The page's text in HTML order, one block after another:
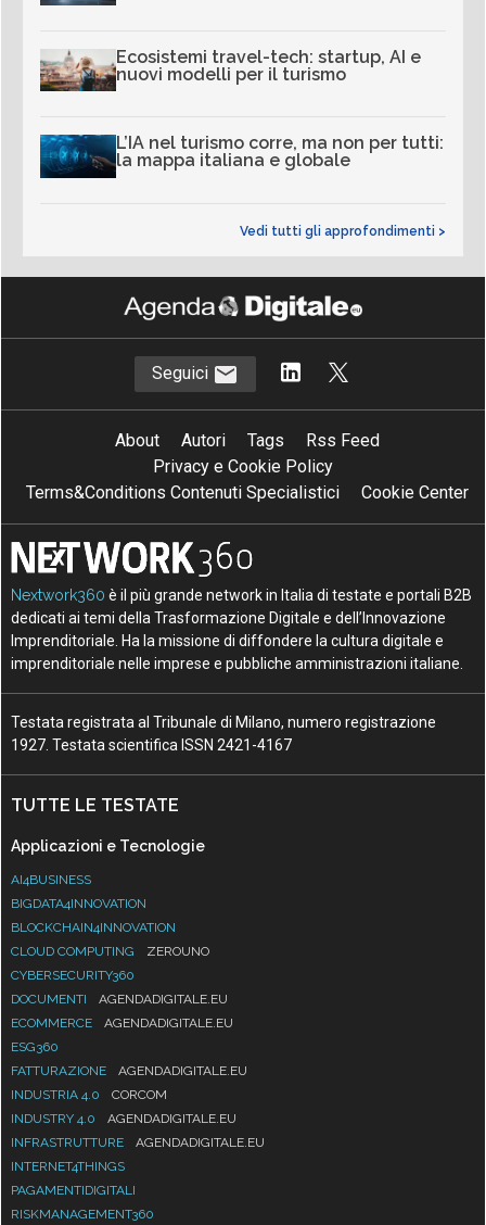
Ecosistemi travel-tech: startup, AI e
nuovi modelli per il turismo
L’IA nel turismo corre, ma non per tutti:
la mappa italiana e globale
Vedi tutti gli approfondimenti >
Seguici
About Autori Tags
Rss Feed
Privacy e Cookie Policy
Terms&Conditions Contenuti Specialistici
Cookie Center
Nextwork360 è il più grande network in Italia di testate e portali B2B
dedicati ai temi della Trasformazione Digitale e dell’Innovazione
Imprenditoriale. Ha la missione di diffondere la cultura digitale e
imprenditoriale nelle imprese e pubbliche amministrazioni italiane.
Testata registrata al Tribunale di Milano, numero registrazione
1927. Testata scientifica ISSN 2421-4167
TUTTE LE TESTATE
Applicazioni e Tecnologie
AI4BUSINESS
BIGDATA4INNOVATION
BLOCKCHAIN4INNOVATION
CLOUD COMPUTING
ZEROUNO
CYBERSECURITY360
DOCUMENTI
AGENDADIGITALE.EU
ECOMMERCE
AGENDADIGITALE.EU
ESG360
FATTURAZIONE
AGENDADIGITALE.EU
INDUSTRIA 4.0
CORCOM
INDUSTRY 4.0
AGENDADIGITALE.EU
INFRASTRUTTURE
AGENDADIGITALE.EU
INTERNET4THINGS
PAGAMENTIDIGITALI
RISKMANAGEMENT360